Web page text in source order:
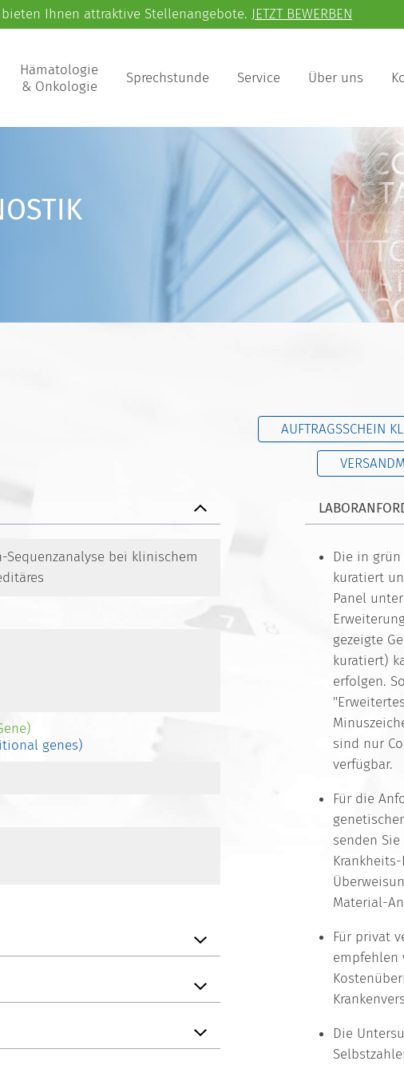
Ihnen attraktive Stellenangebote. JETZT BEWERBEN
Hämatologie
& Onkologie
Sprechstunde Service Über uns
AUFTRAGSSCHEIN
bei klinischem
genes)
Die in grün
kuratiert
Panel
gezeigte
kuratiert)
erfolgen.
sind nur
verfügbar.
Für die
senden
Material-
Für privat
empfehlen
Die